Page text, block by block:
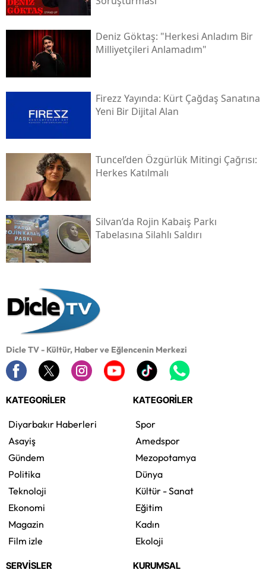
Deniz Göktaş: "herkesi Anladım Bir
Milliyetçileri Anlamadım"
Firezz Yayında: Kürt Çağdaş Sanatına
Yeni Bir Dijital Alan
Tuncel’den Özgürlük Mitingi Çağrısı:
Herkes Katılmalı
Silvan’da Rojin Kabaiş Parkı
Tabelasına Silahlı Saldırı
Dicle TV - Kültür, Haber ve Eğlencenin Merkezi
KATEGORİLER
Diyarbakır Haberleri
Asayiş
Gündem
Politika
Teknoloji
Ekonomi
Magazin
Film izle
KATEGORİLER
Spor
Amedspor
Mezopotamya
Dünya
Kültür - Sanat
Eğitim
Kadın
Ekoloji
SERVİSLER KURUMSAL